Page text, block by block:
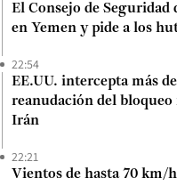
El Consejo de Seguridad
en Yemen y pide a los
22:54
EE.UU. intercepta más
reanudación del bloqueo
Irán
22:21
Vientos de hasta 70 km/